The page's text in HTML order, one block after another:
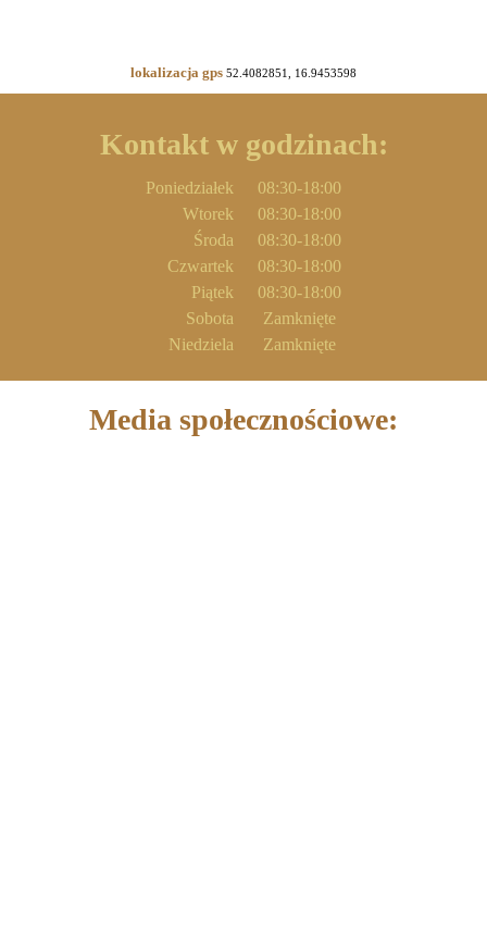
lokalizacja gps 52.4082851, 16.9453598
Kontakt w godzinach:
Poniedziałek
08:30-18:00
Wtorek
08:30-18:00
Środa
08:30-18:00
Czwartek
08:30-18:00
Piątek
08:30-18:00
Sobota
Zamknięte
Niedziela
Zamknięte
Media społecznościowe: